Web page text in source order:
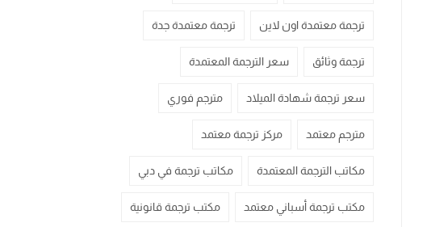
ترجمة معتمدة اون لاين ترجمة معتمدة جدة
ترجمة وثائق سعر الترجمة المعتمدة
سعر ترجمة شهادة الميلاد مترجم فوري
مترجم معتمد مركز ترجمة معتمد
مكاتب الترجمة المعتمدة مكاتب ترجمة في دبي
مكتب ترجمة أسباني معتمد مكتب ترجمة قانونية